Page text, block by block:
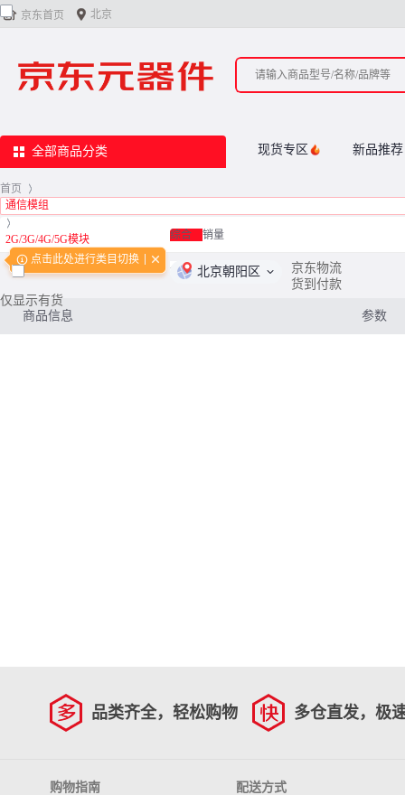
 京东首页  北京
全部商品分类 现货专区 新品推荐
首页
>
通信模组
>
2G/3G/4G/5G模块
点击此处进行类目切换
综合 销量
< 0/0 >
北京朝阳区
京东物流
货到付款
仅显示有货
商品信息
参数
品类齐全，轻松购物 多仓直发，极
购物指南 配送方式